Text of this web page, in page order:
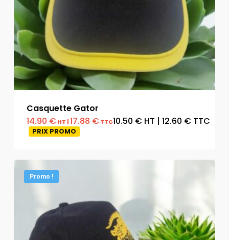
Casquette Gator
14.90€HT|17.88€TTC10.50 € HT | 12.60 € TTC
PRIX PROMO
Promo !